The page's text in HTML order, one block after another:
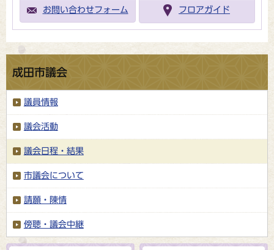
お問い合わせフォーム フロアガイド
成田市議会
議員情報
議会活動
議会日程・結果
市議会について
請願・陳情
傍聴・議会中継